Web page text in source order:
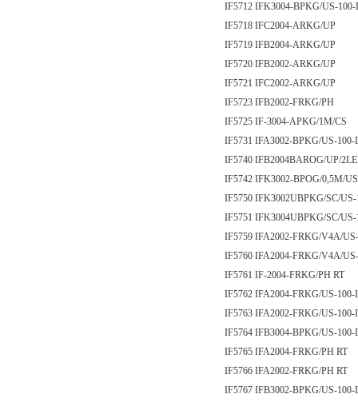
IF5712 IFK3004-BPKG/US-100-
IF5718 IFC2004-ARKG/UP
IF5719 IFB2004-ARKG/UP
IF5720 IFB2002-ARKG/UP
IF5721 IFC2002-ARKG/UP
IF5723 IFB2002-FRKG/PH
IF5725 IF-3004-APKG/1M/CS
IF5731 IFA3002-BPKG/US-100-
IF5740 IFB2004BAROG/UP/
IF5742 IFK3002-BPOG/0,5M/
IF5750 IFK3002UBPKG/SC/US-
IF5751 IFK3004UBPKG/SC/US-
IF5759 IFA2002-FRKG/V4A/
IF5760 IFA2004-FRKG/V4A/
IF5761 IF-2004-FRKG/PH RT
IF5762 IFA2004-FRKG/US-100-
IF5763 IFA2002-FRKG/US-100-
IF5764 IFB3004-BPKG/US-100-
IF5765 IFA2004-FRKG/PH RT
IF5766 IFA2002-FRKG/PH RT
IF5767 IFB3002-BPKG/US-100-